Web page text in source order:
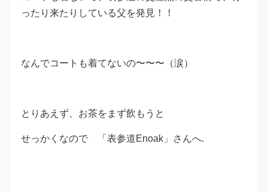
ったり来たりしている父を発見！！
なんでコートも着てないの〜〜〜（涙）
とりあえず、お茶をまず飲もうと
せっかくなので 「表参道Enoak」さんへ.